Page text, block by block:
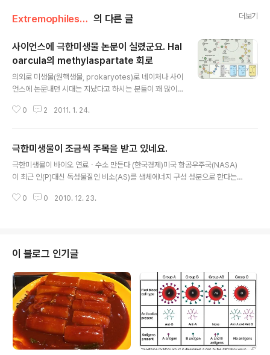
Extremophiles/극한미생물 뉴스 의 다른 글 더보기
사이언스에 극한미생물 논문이 실렸군요. Hal
oarcula의 methylaspartate 회로
의외로 미생물(원핵생물, prokaryotes)로 네이처나 사이
언스에 논문내던 시대는 지났다고 하시는 분들이 꽤 많이
학사에 길이 남을 연구를 수행하던 시대가 있었습니다. 하
점 줄어들고 있지요. 하지만 그래도 가끔씩은 이렇게 사이
언스에 논문이 실리기도 합니다. 특히 진화적 연관성을 잘
엮으면 좀 더 쉽다고도 하지요. 아무튼 지난 번 해양연구원
과정에 대한 논문입니다. 아래의 논문은 호염성 극한미생
0 2 2011. 1. 24.
극한미생물이 조금씩 주목을 받고 있네요.
극한미생물이 바이오 연료ㆍ수소 만든다 (한국경제)미국 항공우주국(NASA)
이 최근 인(P)대신 독성물질인 비소(AS)를 생체에너지 구성 성분으로 한다는
지고 있다. 극한미생물은 생체구조가 특이해 섭씨 80도 이상의 고온,고압력,고
하지만 NASA가 찾아낸 GFAJ-1은 호(好)염성 극한미생물의 일종으로 보인
다"고 설명했다. 한국생명공학연구원은 최근 대전 본원에서 '1회 극한미생물 콘
퍼런스'를 열고 극한미생..
0 0 2010. 12. 23.
이 블로그 인기글